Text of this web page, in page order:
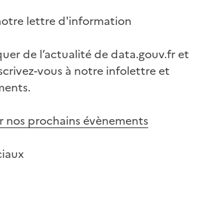
lettre d'information
de l’actualité de data.gouv.fr et
vous à notre infolettre et
nos prochains évènements